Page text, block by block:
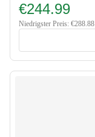
€244.99
Niedrigster Preis: €288.88